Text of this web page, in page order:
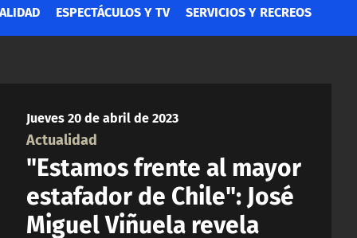
ESPECTÁCULOS Y TV SERVICIOS Y RECREOS
Jueves 20 de abril de 2023
Actualidad
"Estamos frente al mayor
estafador de Chile": José
Miguel Viñuela revela